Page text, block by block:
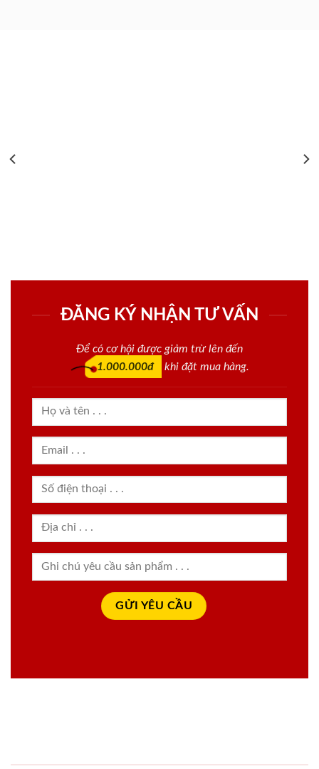
ĐĂNG KÝ NHẬN TƯ VẤN
Để có cơ hội được giảm trừ lên đến
1.000.000đ
khi đặt mua hàng.